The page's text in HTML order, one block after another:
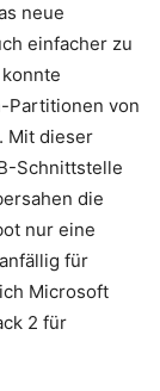
neue
einfacher zu
Partitionen von
Mit dieser
Schnittstelle
die
nur eine
für
Microsoft
2 für